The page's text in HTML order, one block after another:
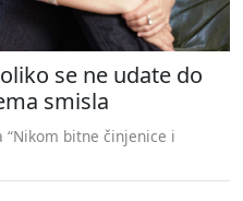
se ne udate do
smisla
“Nikom bitne činjenice i